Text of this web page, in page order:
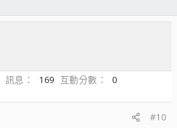
訊息 169 互動分數
0
#10